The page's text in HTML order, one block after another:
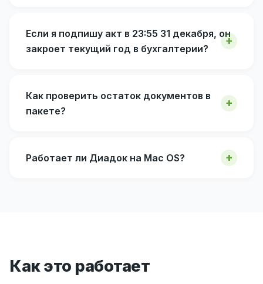
Если я подпишу акт в 23:55 31 декабря, он
закроет текущий год в бухгалтерии?
Как проверить остаток документов в
пакете?
Работает ли Диадок на Mac OS?
Как это работает